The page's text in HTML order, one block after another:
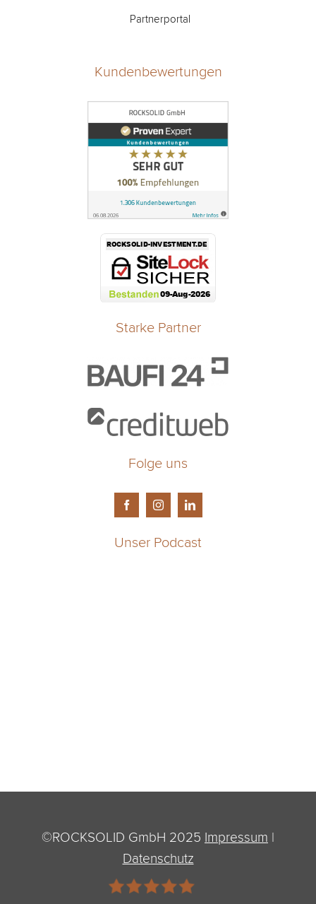
Partnerportal
Kundenbewertungen
Starke Partner
Folge uns
Unser Podcast
©ROCKSOLID GmbH 2025 Impressum |
Datenschutz